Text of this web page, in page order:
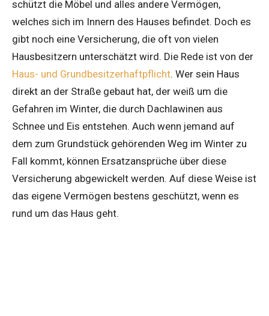
schützt die Möbel und alles andere Vermögen,
welches sich im Innern des Hauses befindet. Doch es
gibt noch eine Versicherung, die oft von vielen
Hausbesitzern unterschätzt wird. Die Rede ist von der
Haus- und Grundbesitzerhaftpflicht. Wer sein Haus
direkt an der Straße gebaut hat, der weiß um die
Gefahren im Winter, die durch Dachlawinen aus
Schnee und Eis entstehen. Auch wenn jemand auf
dem zum Grundstück gehörenden Weg im Winter zu
Fall kommt, können Ersatzansprüche über diese
Versicherung abgewickelt werden. Auf diese Weise ist
das eigene Vermögen bestens geschützt, wenn es
rund um das Haus geht.